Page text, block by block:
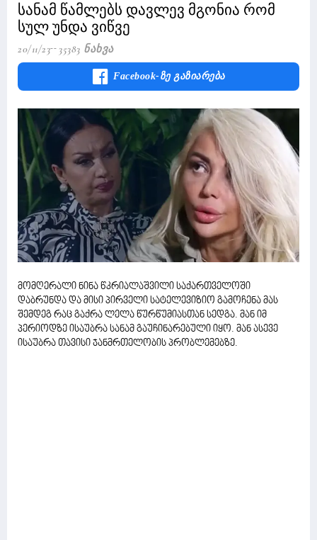
სანამ წამლებს დავლევ მგონია რომ
სულ უნდა ვიწვე
20/11/23 35383 Ნახვა
Facebook-Ზე Გაზიარება
მომღერალი ნინა წკრიალაშვილი საქართველოში
დაბრუნდა და მისი პირველი სატელევიზიო გამოჩენა მას
შემდეგ რაც გაქრა ლელა წურწუმიასთან სედგა. მან იმ
პერიოდზე ისაუბრა სანამ გაუჩინარებული იყო. მან ასევე
ისაუბრა თავისი ჯანმრთელობის პრობლემებზე.